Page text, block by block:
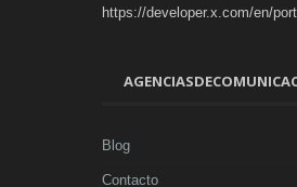
https://developer.x.com/en/
Blog
Contacto